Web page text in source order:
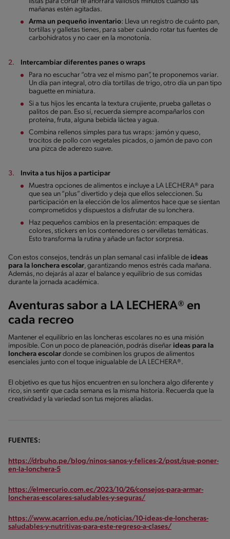
mañanas estén agitadas.
Arma un pequeño inventario: Lleva un registro de cuánto pan,
tortillas y galletas tienes, para saber cuándo rotar tus fuentes de
carbohidratos y no caer en la monotonía.
Intercambiar diferentes panes o wraps
Para no escuchar “otra vez el mismo pan”, te proponemos variar.
Un día pan integral, otro día tortillas de trigo, otro día un pan tipo
baguette en miniatura.
Si a tus hijos les encanta la textura crujiente, prueba galletas o
palitos de pan. Eso sí, recuerda siempre acompañarlos con
proteína, fruta, alguna bebida láctea y agua.
Combina rellenos simples para tus wraps: jamón y queso,
trocitos de pollo con vegetales picados, o jamón de pavo con
una pizca de aderezo suave.
Invita a tus hijos a participar
Muestra opciones de alimentos e incluye a LA LECHERA® para
que sea un “plus” divertido y deja que ellos seleccionen. Su
participación en la elección de los alimentos hace que se sientan
comprometidos y dispuestos a disfrutar de su lonchera.
Haz pequeños cambios en la presentación: empaques de
colores, stickers en los contenedores o servilletas temáticas.
Esto transforma la rutina y añade un factor sorpresa.
Con estos consejos, tendrás un plan semanal casi infalible de ideas
para la lonchera escolar, garantizando menos estrés cada mañana.
Además, no dejarás al azar el balance y equilibrio de sus comidas
durante la jornada académica.
Aventuras sabor a LA LECHERA® en
cada recreo
Mantener el equilibrio en las loncheras escolares no es una misión
imposible. Con un poco de planeación, podrás diseñar ideas para la
lonchera escolar donde se combinen los grupos de alimentos
esenciales junto con el toque inigualable de LA LECHERA®.
El objetivo es que tus hijos encuentren en su lonchera algo diferente y
rico, sin sentir que cada semana es la misma historia. Recuerda que la
creatividad y la variedad son tus mejores aliadas.
FUENTES:
https://drbuho.pe/blog/ninos-sanos-y-felices-2/post/que-poner-
en-la-lonchera-5
https://elmercurio.com.ec/2023/10/26/consejos-para-armar-
loncheras-escolares-saludables-y-seguras/
https://www.acarrion.edu.pe/noticias/10-ideas-de-loncheras-
saludables-y-nutritivas-para-este-regreso-a-clases/